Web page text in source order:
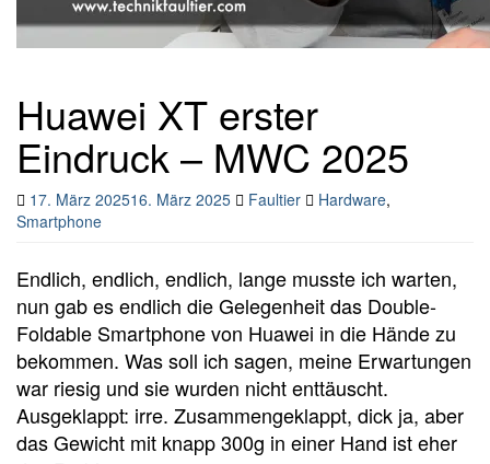
Huawei XT erster
Eindruck – MWC 2025
17. März 202516. März 2025 Faultier Hardware,
Smartphone
Endlich, endlich, endlich, lange musste ich warten,
nun gab es endlich die Gelegenheit das Double-
Foldable Smartphone von Huawei in die Hände zu
bekommen. Was soll ich sagen, meine Erwartungen
war riesig und sie wurden nicht enttäuscht.
Ausgeklappt: irre. Zusammengeklappt, dick ja, aber
das Gewicht mit knapp 300g in einer Hand ist eher